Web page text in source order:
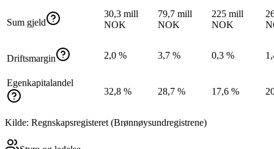
Sum gjeld
30,3 mill
NOK
79,7 mill
NOK
225 mill
NOK
Driftsmargin 2,0 % 3,7 % 0,3 %
Egenkapitalandel
32,8 %
28,7 % 17,6 %
Kilde: Regnskapsregisteret (Brønnøysundregistrene)